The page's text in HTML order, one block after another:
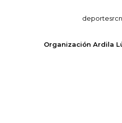
Organización Ardila